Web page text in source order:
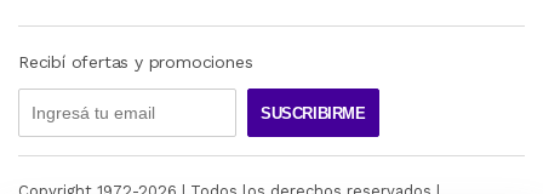
Recibí ofertas y promociones
SUSCRIBIRME